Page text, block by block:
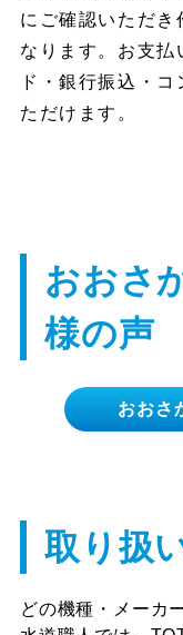
にご確認いただき
なります。お支払
ド・銀行振込・
ただけます。
おおさ
様の声
おおさ
取り扱
どの機種・メーカ